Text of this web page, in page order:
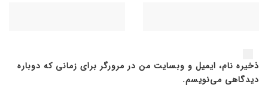
ذخیره نام، ایمیل و وبسایت من در مرورگر برای زمانی که دوباره
دیدگاهی می‌نویسم.